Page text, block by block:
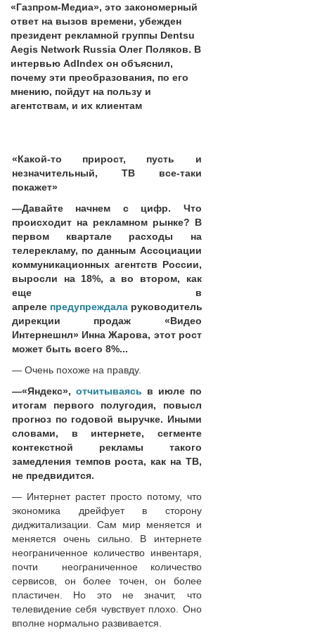
«Газпром-Медиа», это закономерный
ответ на вызов времени, убежден
президент рекламной группы Dentsu
Aegis Network Russia Олег Поляков. В
интервью AdIndex он объяснил,
почему эти преобразования, по его
мнению, пойдут на пользу и
агентствам, и их клиентам
«Какой-то прирост, пусть и
незначительный, ТВ все-таки
покажет»
—Давайте начнем с цифр. Что
происходит на рекламном рынке? В
первом квартале расходы на
телерекламу, по данным Ассоциации
коммуникационных агентств России,
выросли на 18%, а во втором, как
еще в
апреле предупреждала руководитель
дирекции продаж «Видео
Интернешнл» Инна Жарова, этот рост
может быть всего 8%...
— Очень похоже на правду.
—«Яндекс», отчитываясь в июле по
итогам первого полугодия, повысл
прогноз по годовой выручке. Иными
словами, в интернете, сегменте
контекстной рекламы такого
замедления темпов роста, как на ТВ,
не предвидится.
— Интернет растет просто потому, что
экономика дрейфует в сторону
диджитализации. Сам мир меняется и
меняется очень сильно. В интернете
неограниченное количество инвентаря,
почти неограниченное количество
сервисов, он более точен, он более
пластичен. Но это не значит, что
телевидение себя чувствует плохо. Оно
вполне нормально развивается.